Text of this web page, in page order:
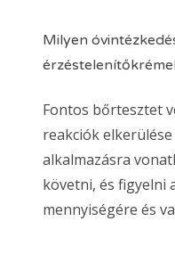
Milyen
Fontos bőrtesztet
reakciók
alkalmazásra
követni, és figyelni
mennyiségére és